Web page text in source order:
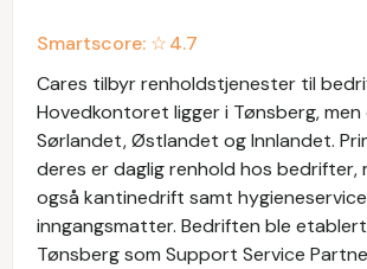
Smartscore: ☆4.7
Cares tilbyr renholdstjenester til
Hovedkontoret ligger i Tønsberg, men
Sørlandet, Østlandet og Innlandet.
deres er daglig renhold hos bedrifter,
også kantinedrift samt
inngangsmatter. Bedriften ble etablert
Tønsberg som Support Service